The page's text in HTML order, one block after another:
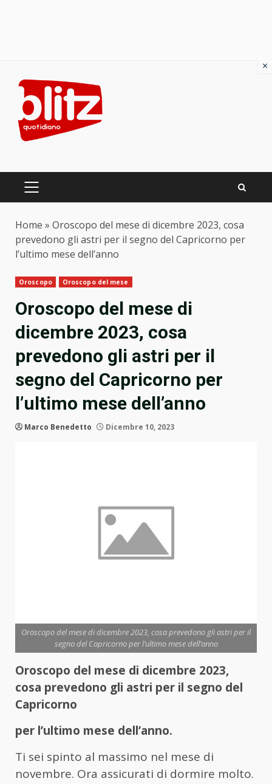
content
PRIMARY
Home » Oroscopo del mese di dicembre 2023, cosa
prevedono gli astri per il segno del Capricorno per
l’ultimo mese dell’anno
Oroscopo Oroscopo del mese
Oroscopo del mese di
dicembre 2023, cosa
prevedono gli astri per il
segno del Capricorno per
l’ultimo mese dell’anno
Marco Benedetto Dicembre 10, 2023
Oroscopo del mese di dicembre 2023, cosa prevedono gli astri per il
segno del Capricorno per l’ultimo mese dell’anno
Oroscopo del mese di dicembre 2023,
cosa prevedono gli astri per il segno del
Capricorno
per l’ultimo mese dell’anno.
Ti sei spinto al massimo nel mese di
novembre. Ora assicurati di dormire molto.
×